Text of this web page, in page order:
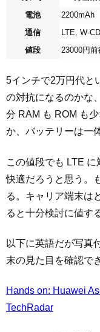
電池
2200mAh
通信
LTE, W-
値段
23000円
5インチで2万円代と
の対抗になるのかな
分 RAM も ROM も
か、バッテリーは一
この値段でも LTE
快適だろうと思う。
る。キャリア端末は
ると十分検討に値す
以下に英語だが写真
末の見た目を確認で
Hands on: Huawei
TechRadar